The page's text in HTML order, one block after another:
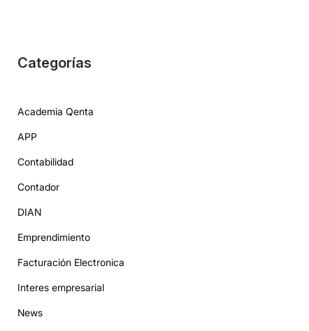
Categorías
Academia Qenta
APP
Contabilidad
Contador
DIAN
Emprendimiento
Facturación Electronica
Interes empresarial
News